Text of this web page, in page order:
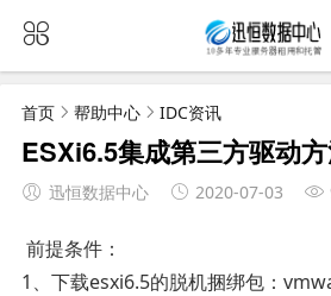
首页 帮助中心 IDC资讯
ESXi6.5集成第三方驱动
迅恒数据中心 2020-07-03
前提条件：
1、下载esxi6.5的脱机捆绑包：